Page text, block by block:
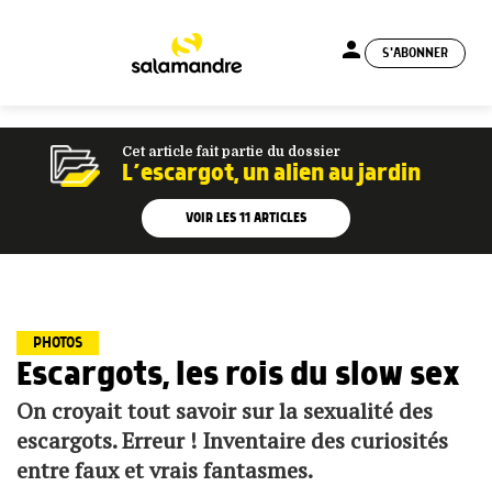
person S'ABONNER
Cet article fait partie du dossier
L’escargot, un alien au jardin
VOIR LES 11 ARTICLES
PHOTOS
Escargots, les rois du slow sex
On croyait tout savoir sur la sexualité des
escargots. Erreur ! Inventaire des curiosités
entre faux et vrais fantasmes.